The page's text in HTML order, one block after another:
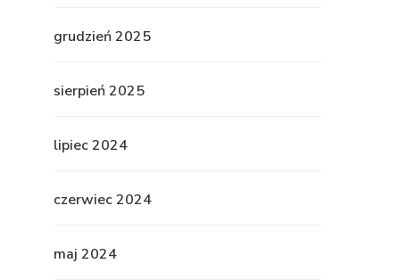
grudzień 2025
sierpień 2025
lipiec 2024
czerwiec 2024
maj 2024